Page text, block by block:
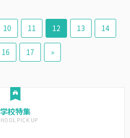
10 11 12 13 14
16 17 »
学校特集